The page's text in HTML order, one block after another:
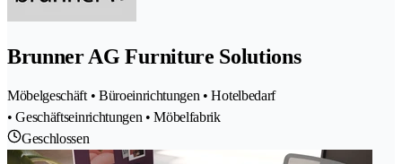
Brunner AG Furniture Solutions
Möbelgeschäft • Büroeinrichtungen • Hotelbedarf
• Geschäftseinrichtungen • Möbelfabrik
Geschlossen